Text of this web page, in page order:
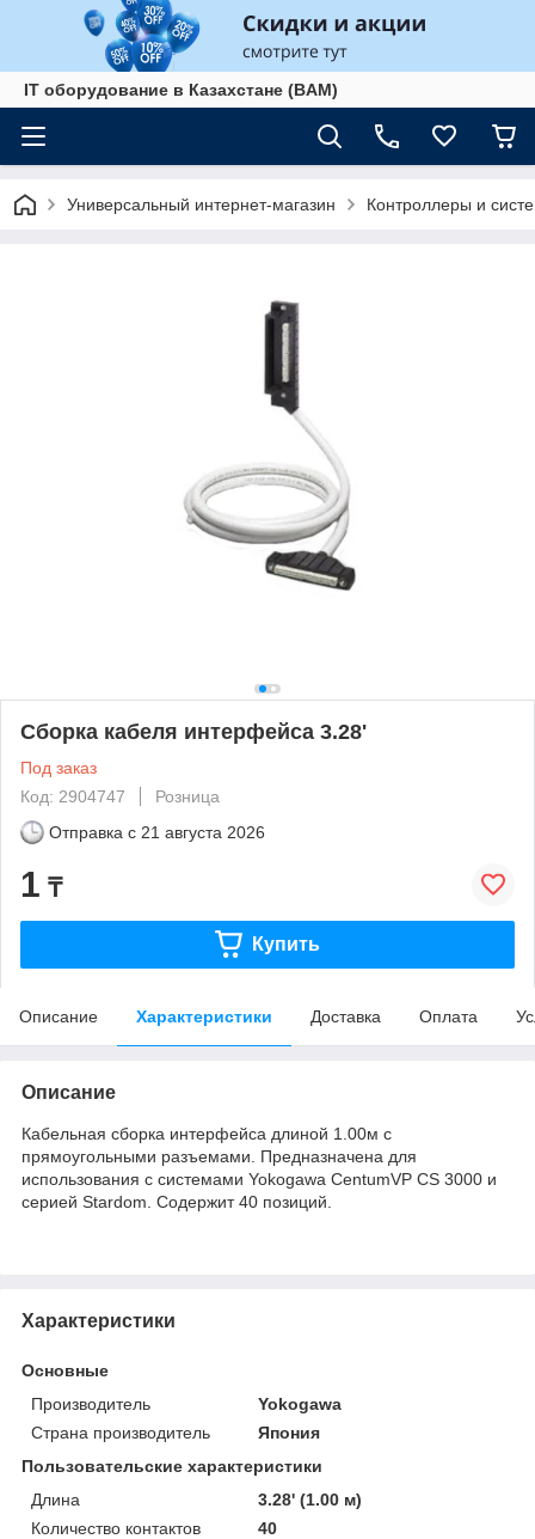
IT оборудование в Казахстане (BAM)
Универсальный интернет-магазин Контроллеры и
Сборка кабеля интерфейса 3.28'
Под заказ
Код: 2904747
Розница
Отправка с 21 августа 2026
1 ₸
Купить
Описание Характеристики Доставка Оплата
Описание
Кабельная сборка интерфейса длиной 1.00м с
прямоугольными разъемами. Предназначена для
использования с системами Yokogawa CentumVP CS 3000 и
серией Stardom. Содержит 40 позиций.
Характеристики
Основные
Производитель
Yokogawa
Страна производитель
Япония
Пользовательские характеристики
Длина
3.28' (1.00 м)
Количество контактов
40